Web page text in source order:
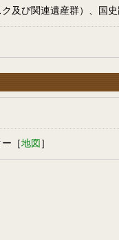
及び関連遺産群）、国
［地図 ］